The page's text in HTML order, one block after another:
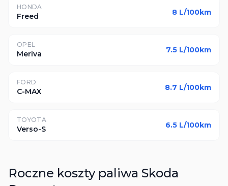
HONDA
Freed 8 L/100km
OPEL
Meriva 7.5 L/100km
FORD
C-MAX 8.7 L/100km
TOYOTA
Verso-S 6.5 L/100km
Roczne koszty paliwa Skoda